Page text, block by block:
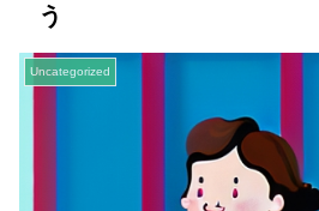
う
Uncategorized